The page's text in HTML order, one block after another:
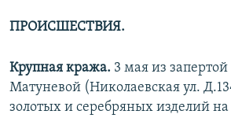
ПРОИСШЕСТВИЯ.
Крупная кража. 3 мая из
Матуневой (Николаевская ул.
золотых и серебряных изделий на